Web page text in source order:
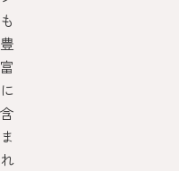
も
豊
富
に
含
ま
れ